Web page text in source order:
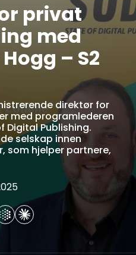
privat
med
– S2
direktør for
med programlederen
Digital Publishing.
selskap innen
som hjelper partnere,